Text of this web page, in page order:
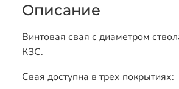
Описание
Винтовая свая с диаметром
КЗС.
Свая доступна в трех покрытиях: